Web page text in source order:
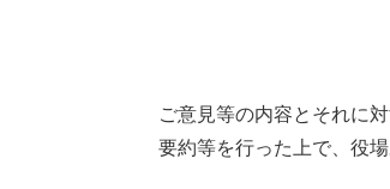
ご意見等の内容とそれに
要約等を行った上で、役